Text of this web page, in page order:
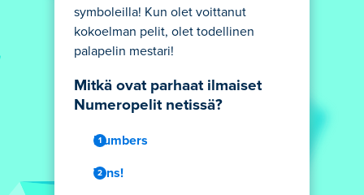
symboleilla! Kun olet voittanut
kokoelman pelit, olet todellinen
palapelin mestari!
Mitkä ovat parhaat ilmaiset
Numeropelit netissä?
Numbers
Tens!